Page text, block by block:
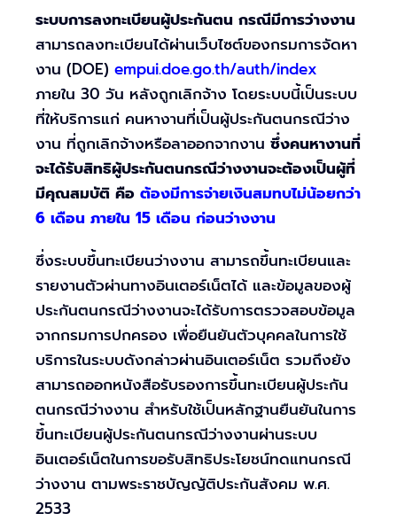
ระบบการลงทะเบียนผู้ประกันตน กรณีมีการว่างงาน
สามารถลงทะเบียนได้ผ่านเว็บไซต์ของกรมการจัดหา
งาน (DOE) empui.doe.go.th/auth/index
ภายใน 30 วัน หลังถูกเลิกจ้าง โดยระบบนี้เป็นระบบ
ที่ให้บริการแก่ คนหางานที่เป็นผู้ประกันตนกรณีว่าง
งาน ที่ถูกเลิกจ้างหรือลาออกจากงาน ซึ่งคนหางานที่
จะได้รับสิทธิผู้ประกันตนกรณีว่างงานจะต้องเป็นผู้ที่
มีคุณสมบัติ คือ ต้องมีการจ่ายเงินสมทบไม่น้อยกว่า
6 เดือน ภายใน 15 เดือน ก่อนว่างงาน
ซึ่งระบบขึ้นทะเบียนว่างงาน สามารถขึ้นทะเบียนและ
รายงานตัวผ่านทางอินเตอร์เน็ตได้ และข้อมูลของผู้
ประกันตนกรณีว่างงานจะได้รับการตรวจสอบข้อมูล
จากกรมการปกครอง เพื่อยืนยันตัวบุคคลในการใช้
บริการในระบบดังกล่าวผ่านอินเตอร์เน็ต รวมถึงยัง
สามารถออกหนังสือรับรองการขึ้นทะเบียนผู้ประกัน
ตนกรณีว่างงาน สำหรับใช้เป็นหลักฐานยืนยันในการ
ขึ้นทะเบียนผู้ประกันตนกรณีว่างงานผ่านระบบ
อินเตอร์เน็ตในการขอรับสิทธิประโยชน์ทดแทนกรณี
ว่างงาน ตามพระราชบัญญัติประกันสังคม พ.ศ.
2533